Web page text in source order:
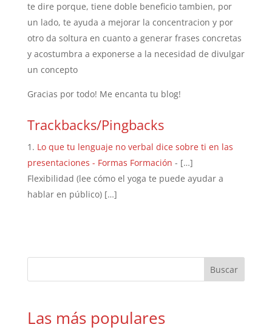
te dire porque, tiene doble beneficio tambien, por
un lado, te ayuda a mejorar la concentracion y por
otro da soltura en cuanto a generar frases concretas
y acostumbra a exponerse a la necesidad de divulgar
un concepto
Gracias por todo! Me encanta tu blog!
Trackbacks/Pingbacks
Lo que tu lenguaje no verbal dice sobre ti en las
presentaciones - Formas Formación - […]
Flexibilidad (lee cómo el yoga te puede ayudar a
hablar en público) […]
Las más populares